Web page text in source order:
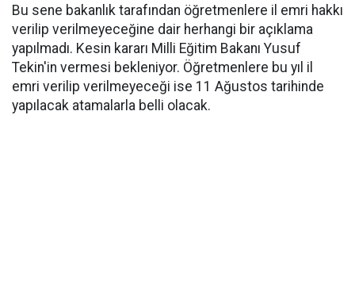
Bu sene bakanlık tarafından öğretmenlere il emri hakkı
verilip verilmeyeceğine dair herhangi bir açıklama
yapılmadı. Kesin kararı Milli Eğitim Bakanı Yusuf
Tekin'in vermesi bekleniyor. Öğretmenlere bu yıl il
emri verilip verilmeyeceği ise 11 Ağustos tarihinde
yapılacak atamalarla belli olacak.